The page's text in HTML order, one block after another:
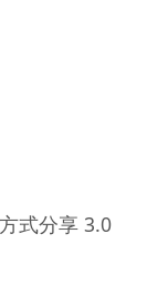
式分享 3.0